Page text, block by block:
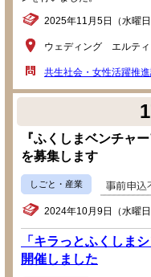
2025年11月5日（水曜
ウェディング エルティ
共生社会・女性活躍推
『ふくしまベンチャ
を募集します
しごと・産業
2024年10月9日（水曜
「キラっとふくしま
開催しました